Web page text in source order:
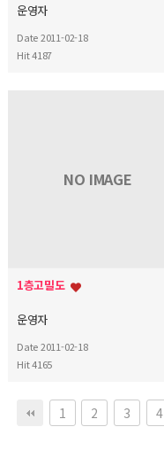
운영자
Date 2011-02-18
Hit 4187
NO IMAGE
1층고밀도
운영자
Date 2011-02-18
Hit 4165
1 2 3 4